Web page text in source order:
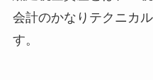
会計のかなりテクニカ
す。